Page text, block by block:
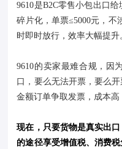
9610是B2C零售小包出口
碎片化，单票≤5000元，不
时即时放行，效率大幅提升
9610的卖家最难合规，因
口，要么无法开票，要么
金额订单争取发票，成本高
现在，只要货物是真实出
的途径享受增值税、消费